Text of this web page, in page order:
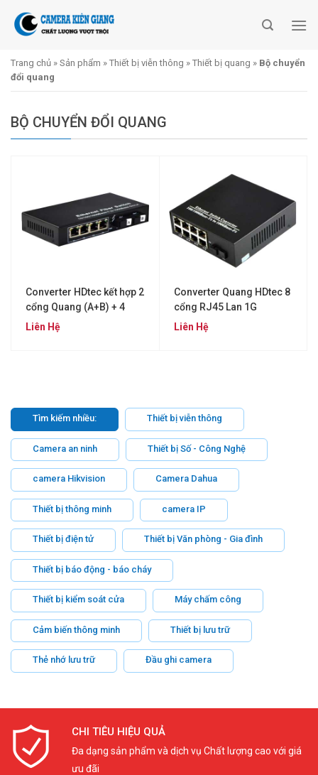
Trang chủ » Sản phẩm » Thiết bị viễn thông » Thiết bị quang » Bộ chuyển
đổi quang
BỘ CHUYỂN ĐỔI QUANG
Converter HDtec kết hợp 2
cổng Quang (A+B) + 4
RJ45 Lan 1G
Liên Hệ
Converter Quang HDtec 8
cổng RJ45 Lan 1G
Liên Hệ
Tìm kiếm nhiều: Thiết bị viễn thông
Camera an ninh Thiết bị Số - Công Nghệ
camera Hikvision Camera Dahua
Thiết bị thông minh camera IP
Thiết bị điện tử Thiết bị Văn phòng - Gia đình
Thiết bị báo động - báo cháy
Thiết bị kiểm soát cửa Máy chấm công
Cảm biến thông minh Thiết bị lưu trữ
Thẻ nhớ lưu trữ Đầu ghi camera
CHI TIÊU HIỆU QUẢ
Đa dạng sản phẩm và dịch vụ Chất lượng cao với giá
ưu đãi